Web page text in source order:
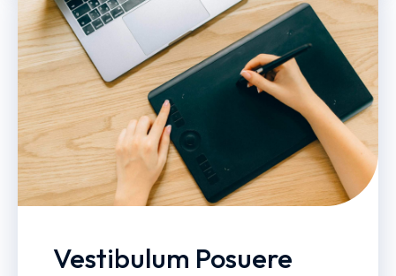
Vestibulum Posuere